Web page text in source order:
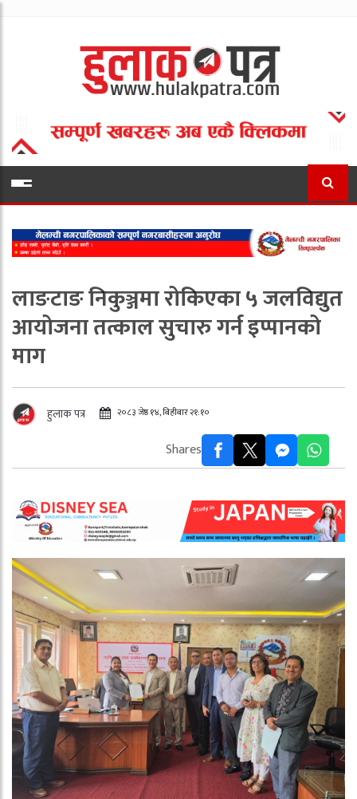
लाङटाङ निकुञ्जमा रोकिएका ५ जलविद्युत
आयोजना तत्काल सुचारु गर्न इप्पानको
माग
हुलाक पत्र २०८३ जेष्ठ १४, बिहीबार २१:१०
Shares